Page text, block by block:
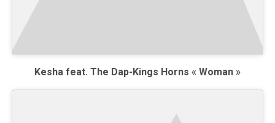
Kesha feat. The Dap-Kings Horns « Woman »